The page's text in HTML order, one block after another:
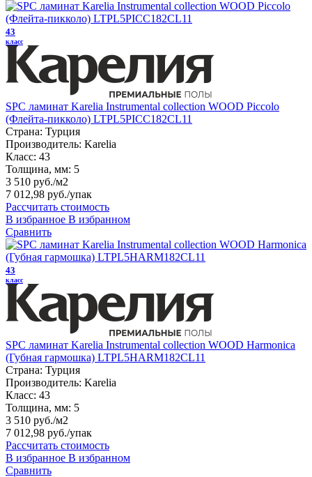
43
класс
SPC ламинат Karelia Instrumental collection WOOD Piccolo
(Флейта-пикколо) LTPL5PICC182CL11
Страна: Турция
Производитель: Karelia
Класс: 43
Толщина, мм: 5
3 510 руб./м2
7 012,98 руб./упак
Рассчитать стоимость
В избранное В избранном
Сравнить
43
класс
SPC ламинат Karelia Instrumental collection WOOD Harmonica
(Губная гармошка) LTPL5HARM182CL11
Страна: Турция
Производитель: Karelia
Класс: 43
Толщина, мм: 5
3 510 руб./м2
7 012,98 руб./упак
Рассчитать стоимость
В избранное В избранном
Сравнить